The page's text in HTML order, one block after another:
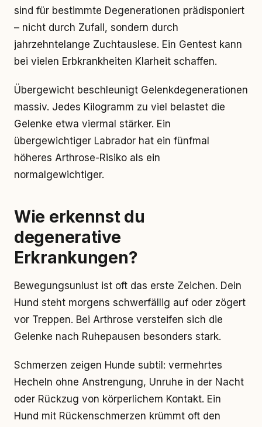
sind für bestimmte Degenerationen prädisponiert
– nicht durch Zufall, sondern durch
jahrzehntelange Zuchtauslese. Ein Gentest kann
bei vielen Erbkrankheiten Klarheit schaffen.
Übergewicht beschleunigt Gelenkdegenerationen
massiv. Jedes Kilogramm zu viel belastet die
Gelenke etwa viermal stärker. Ein
übergewichtiger Labrador hat ein fünfmal
höheres Arthrose-Risiko als ein
normalgewichtiger.
Wie erkennst du
degenerative
Erkrankungen?
Bewegungsunlust ist oft das erste Zeichen. Dein
Hund steht morgens schwerfällig auf oder zögert
vor Treppen. Bei Arthrose versteifen sich die
Gelenke nach Ruhepausen besonders stark.
Schmerzen zeigen Hunde subtil: vermehrtes
Hecheln ohne Anstrengung, Unruhe in der Nacht
oder Rückzug von körperlichem Kontakt. Ein
Hund mit Rückenschmerzen krümmt oft den